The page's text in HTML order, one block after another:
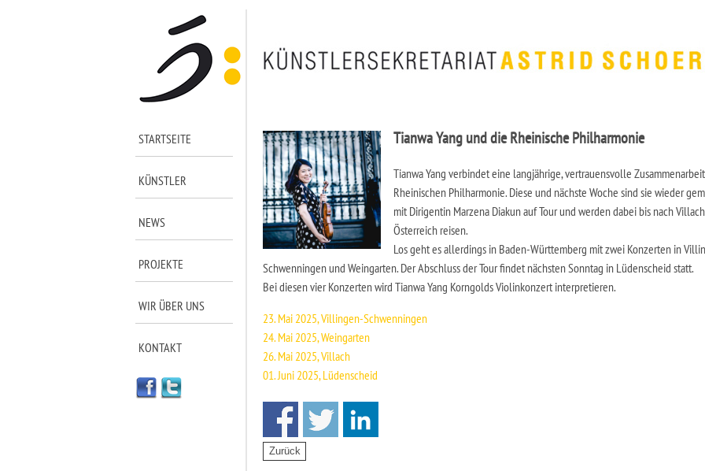
STARTSEITE
KÜNSTLER
NEWS
PROJEKTE
WIR ÜBER UNS
KONTAKT
Tianwa Yang und die Rheinische Philharmonie
Tianwa Yang verbindet eine langjährige, vertrauensvolle
Rheinischen Philharmonie. Diese und nächste Woche sind sie wieder
mit Dirigentin Marzena Diakun auf Tour und werden dabei bis nach
Österreich reisen.
Los geht es allerdings in Baden-Württemberg mit zwei Konzerten in
Schwenningen und Weingarten. Der Abschluss der Tour findet nächsten Sonntag in Lüdenscheid statt.
Bei diesen vier Konzerten wird Tianwa Yang Korngolds Violinkonzert interpretieren.
23. Mai 2025, Villingen-Schwenningen
24. Mai 2025, Weingarten
26. Mai 2025, Villach
01. Juni 2025, Lüdenscheid